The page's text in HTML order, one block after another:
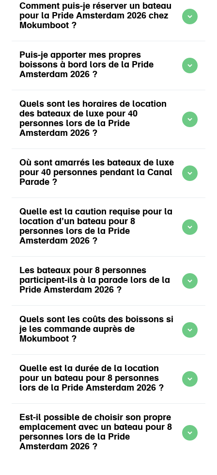
En savoir plus sur Bateau pour 8 personnes
Comment puis-je réserver un bateau
pour la Pride Amsterdam 2026 chez
Mokumboot ?
Puis-je apporter mes propres
boissons à bord lors de la Pride
Amsterdam 2026 ?
Quels sont les horaires de location
des bateaux de luxe pour 40
personnes lors de la Pride
Amsterdam 2026 ?
Où sont amarrés les bateaux de luxe
pour 40 personnes pendant la Canal
Parade ?
Quelle est la caution requise pour la
location d'un bateau pour 8
personnes lors de la Pride
Amsterdam 2026 ?
Les bateaux pour 8 personnes
participent-ils à la parade lors de la
Pride Amsterdam 2026 ?
Quels sont les coûts des boissons si
je les commande auprès de
Mokumboot ?
Quelle est la durée de la location
pour un bateau pour 8 personnes
lors de la Pride Amsterdam 2026 ?
Est-il possible de choisir son propre
emplacement avec un bateau pour 8
personnes lors de la Pride
Amsterdam 2026 ?